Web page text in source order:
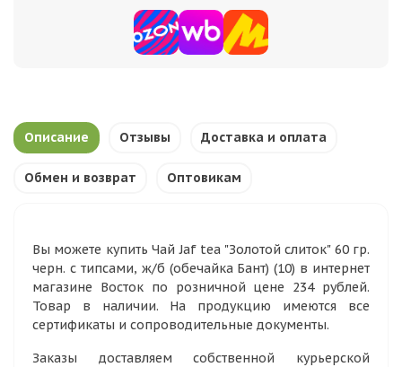
Описание Отзывы Доставка и оплата
Обмен и возврат Оптовикам
Вы можете купить Чай Jaf tea "Золотой слиток" 60 гр.
черн. с типсами, ж/б (обечайка Бант) (10) в интернет
магазине Восток по розничной цене 234 рублей.
Товар в наличии. На продукцию имеются все
сертификаты и сопроводительные документы.
Заказы доставляем собственной курьерской